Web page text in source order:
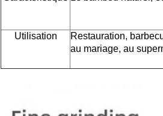
Utilisation Restauration,
au mariage, au